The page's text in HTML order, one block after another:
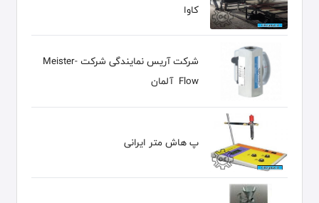
کاوا
شرکت آریس نمایندگی شرکت Meister-
Flow آلمان
پ هاش متر ایرانی